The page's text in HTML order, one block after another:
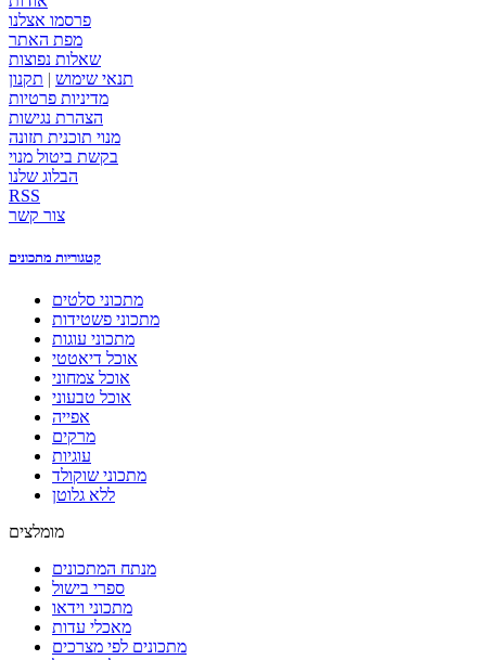
פרסמו אצלנו
מפת האתר
שאלות נפוצות
תנאי שימוש | תקנון
מדיניות פרטיות
הצהרת נגישות
מנוי תוכנית תזונה
בקשת ביטול מנוי
הבלוג שלנו
RSS
צור קשר
קטגוריות מתכונים
מתכוני סלטים
מתכוני פשטידות
מתכוני עוגות
אוכל דיאטטי
אוכל צמחוני
אוכל טבעוני
אפייה
מרקים
עוגיות
מתכוני שוקולד
ללא גלוטן
מומלצים
מנתח המתכונים
ספרי בישול
מתכוני וידאו
מאכלי עדות
מתכונים לפי מצרכים